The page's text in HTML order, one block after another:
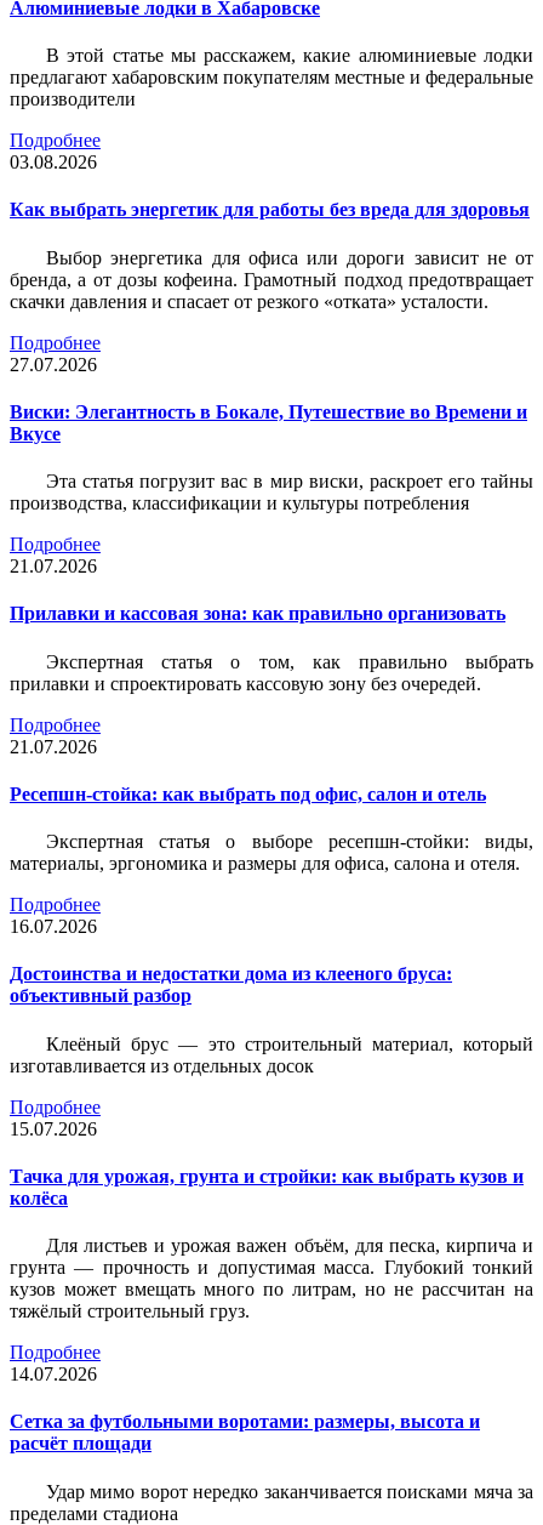
Алюминиевые лодки в Хабаровске
В этой статье мы расскажем, какие алюминиевые лодки
предлагают хабаровским покупателям местные и федеральные
производители
Подробнее
03.08.2026
Как выбрать энергетик для работы без вреда для здоровья
Выбор энергетика для офиса или дороги зависит не от
бренда, а от дозы кофеина. Грамотный подход предотвращает
скачки давления и спасает от резкого «отката» усталости.
Подробнее
27.07.2026
Виски: Элегантность в Бокале, Путешествие во Времени и
Вкусе
Эта статья погрузит вас в мир виски, раскроет его тайны
производства, классификации и культуры потребления
Подробнее
21.07.2026
Прилавки и кассовая зона: как правильно организовать
Экспертная статья о том, как правильно выбрать
прилавки и спроектировать кассовую зону без очередей.
Подробнее
21.07.2026
Ресепшн-стойка: как выбрать под офис, салон и отель
Экспертная статья о выборе ресепшн-стойки: виды,
материалы, эргономика и размеры для офиса, салона и отеля.
Подробнее
16.07.2026
Достоинства и недостатки дома из клееного бруса:
объективный разбор
Клеёный брус — это строительный материал, который
изготавливается из отдельных досок
Подробнее
15.07.2026
Тачка для урожая, грунта и стройки: как выбрать кузов и
колёса
Для листьев и урожая важен объём, для песка, кирпича и
грунта — прочность и допустимая масса. Глубокий тонкий
кузов может вмещать много по литрам, но не рассчитан на
тяжёлый строительный груз.
Подробнее
14.07.2026
Сетка за футбольными воротами: размеры, высота и
расчёт площади
Удар мимо ворот нередко заканчивается поисками мяча за
пределами стадиона